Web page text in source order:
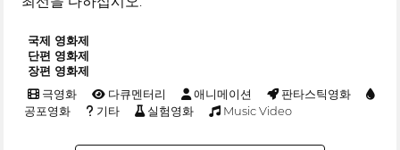
국제 영화제
단편 영화제
장편 영화제
극영화 다큐멘터리 애니메이션
판타스틱영화
공포영화
기타 실험영화 Music Video